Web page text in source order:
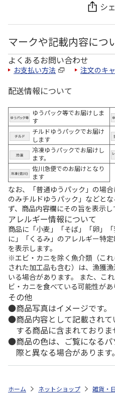
シ
マークや記載内容につ
よくあるお問い合わせ
お支払い方法 注文のキ
配送情報について
ゆうパック等でお届けしま
す
チルドゆうパックでお届け
します
冷凍ゆうパックでお届けし
ます。
佐川急便でのお届けとなり
ます
なお、「普通ゆうパック」の場
のみチルドゆうパック」などと
ず、商品内容欄にその旨を表示し
アレルギー情報について
商品に「小麦」「そば」「卵」
に」「くるみ」のアレルギー特
を表示します。
※エビ・カニを除く魚介類（こ
された加工品も含む）は、漁獲
いる場合があります。 また、こ
ビ・カニを食べている可能性があ
その他
商品写真はイメージです。
商品内容として記載され
する商品に含まれておりま
商品の色は、ご覧になる
際と異なる場合があります。
ホーム ネットショップ 雑貨・